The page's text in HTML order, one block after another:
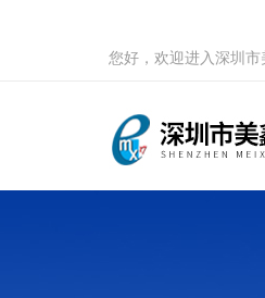
您好，欢迎进入深圳